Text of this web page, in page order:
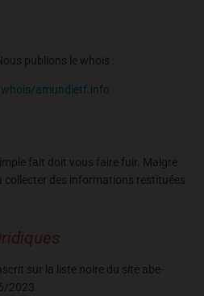
publions le whois :
amundietf.info
fait doit vous faire fuir. Malgré
collecter des informations restituées
sur la liste noire du site abe-
2023.